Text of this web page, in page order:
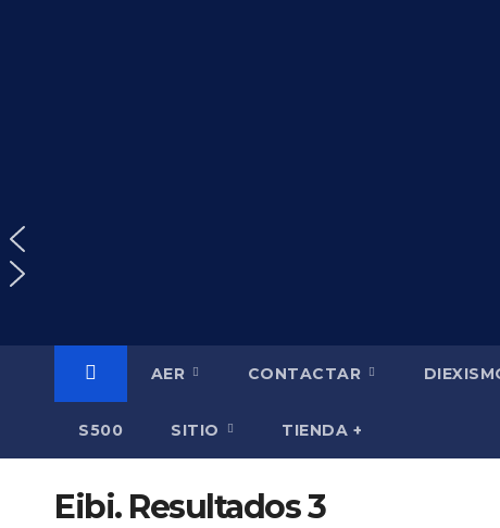
AER CONTACTAR
S500 SITIO TIENDA +
Eibi. Resultados 3